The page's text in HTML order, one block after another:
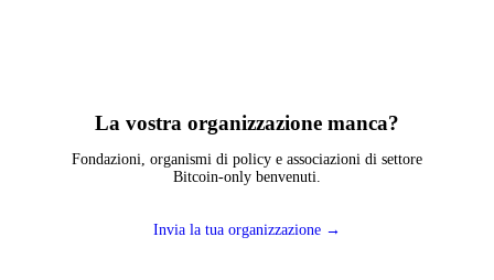
La vostra organizzazione manca?
Fondazioni, organismi di policy e associazioni di settore
Bitcoin-only benvenuti.
Invia la tua organizzazione →